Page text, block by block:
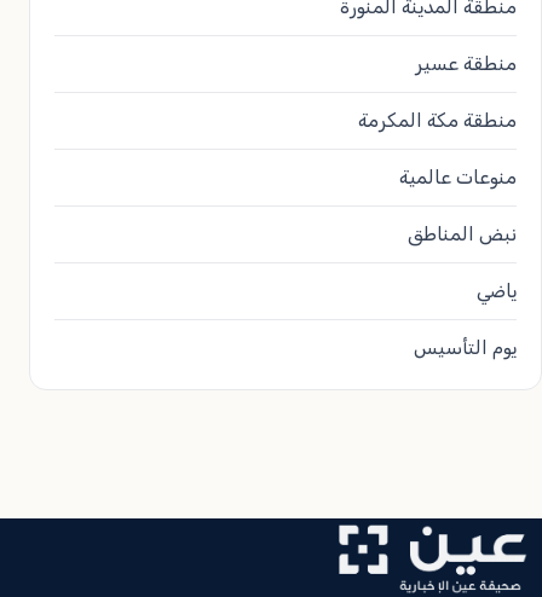
منطقة المدينة المنورة
منطقة عسير
منطقة مكة المكرمة
منوعات عالمية
نبض المناطق
ياضي
يوم التأسيس